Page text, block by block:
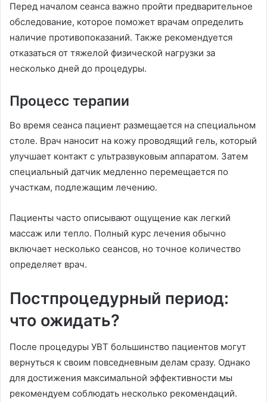
Перед началом сеанса важно пройти предварительное
обследование, которое поможет врачам определить
наличие противопоказаний. Также рекомендуется
отказаться от тяжелой физической нагрузки за
несколько дней до процедуры.
Процесс терапии
Во время сеанса пациент размещается на специальном
столе. Врач наносит на кожу проводящий гель, который
улучшает контакт с ультразвуковым аппаратом. Затем
специальный датчик медленно перемещается по
участкам, подлежащим лечению.
Пациенты часто описывают ощущение как легкий
массаж или тепло. Полный курс лечения обычно
включает несколько сеансов, но точное количество
определяет врач.
Постпроцедурный период:
что ожидать?
После процедуры УВТ большинство пациентов могут
вернуться к своим повседневным делам сразу. Однако
для достижения максимальной эффективности мы
рекомендуем соблюдать несколько рекомендаций.